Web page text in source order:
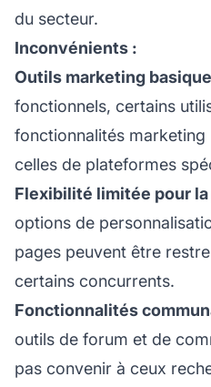
du secteur.
Inconvénients :
Outils marketing
fonctionnels, certains
fonctionnalités marketing
celles de plateformes
Flexibilité limitée pour
options de
pages peuvent être
certains concurrents.
Fonctionnalités
outils de forum et de
pas convenir à ceux